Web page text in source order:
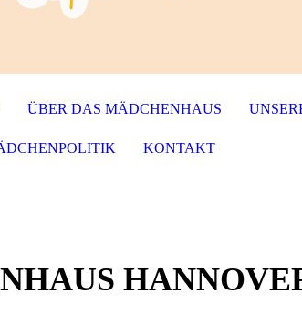
ÜBER DAS MÄDCHENHAUS
KONTAKT